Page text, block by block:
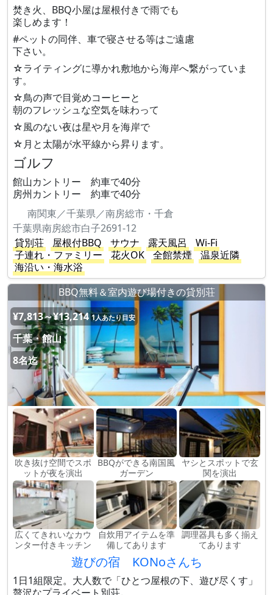
焚き火、BBQ小屋は屋根付きで雨でも
楽しめます！
#ペットの同伴、車で寝させる等はご遠慮
下さい。
☆ライティングに導かれ敷地から海岸へ繋がっていま
す。
☆鳥の声で目覚めコーヒーと
朝のフレッシュな空気を味わって
☆風のない夜は星や月を海岸で
☆月と太陽が水平線から昇ります。
ゴルフ
館山カントリー 約車で40分
房州カントリー 約車で40分
南関東／千葉県／南房総市・千倉
千葉県南房総市白子2691-12
貸別荘
屋根付BBQ サウナ 露天風呂
Wi-Fi
子連れ・ファミリー
花火OK 全館禁煙
温泉近隣
海沿い・海水浴
BBQ無料＆室内遊び場付きの貸別荘
¥7,813～¥13,214 1人あたり目安
千葉・館山
8名迄
吹き抜け空間でスポ
ットが夜を演出
BBQができる南国風
ガーデン
ヤシとスポットで玄
関を演出
広くてきれいなカウ
ンター付きキッチン
自炊用アイテムを準
備してあります
調理器具も多く揃え
てあります
遊びの宿 KONoさんち
1日1組限定。大人数で「ひとつ屋根の下、遊び尽くす」